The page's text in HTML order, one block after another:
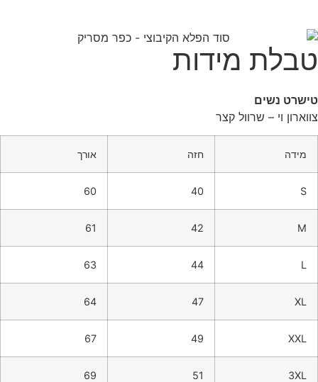
טבלת מידות
טישרט נשים
צווארון וי – שרוול קצר
מידה חזה אורך
S
40
60
M
42
61
L
44
63
XL
47
64
XXL
49
67
3XL
51
69